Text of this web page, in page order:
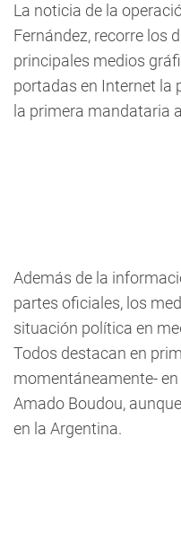
La noticia de la
Fernández, recorre los
principales medios
portadas en Internet la
la primera mandataria
Además de la
partes oficiales, los
situación política en
Todos destacan en
momentáneamente-
Amado Boudou,
en la Argentina.